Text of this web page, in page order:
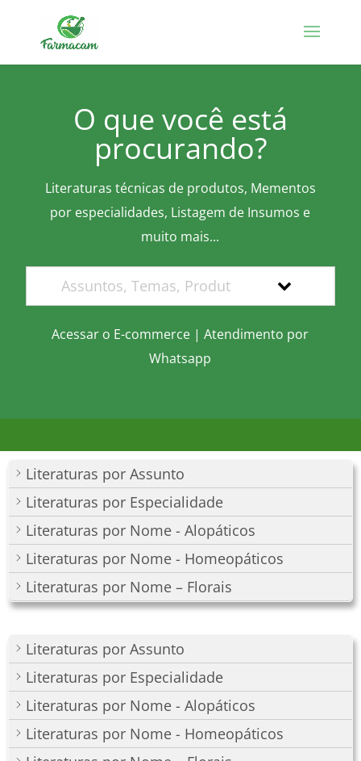
O que você está
procurando?
Literaturas técnicas de produtos, Mementos
por especialidades, Listagem de Insumos e
muito mais...
Acessar o E-commerce |Atendimento por
Whatsapp
Literaturas por Assunto
Literaturas por Especialidade
Literaturas por Nome - Alopáticos
Literaturas por Nome - Homeopáticos
Literaturas por Nome – Florais
Literaturas por Assunto
Literaturas por Especialidade
Literaturas por Nome - Alopáticos
Literaturas por Nome - Homeopáticos